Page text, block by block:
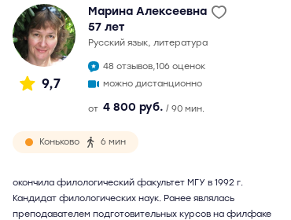
9,7
Марина Алексеевна
57 лет
русский язык, литература
48 отзывов,106 оценок
можно дистанционно
от 4 800 руб. / 90 мин.
Коньково 6 мин
окончила филологический факультет МГУ в 1992 г.
Кандидат филологических наук. Ранее являлась
преподавателем подготовительных курсов на филфаке